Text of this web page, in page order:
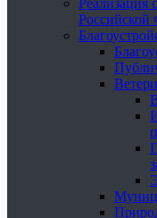
Реализация
Российской